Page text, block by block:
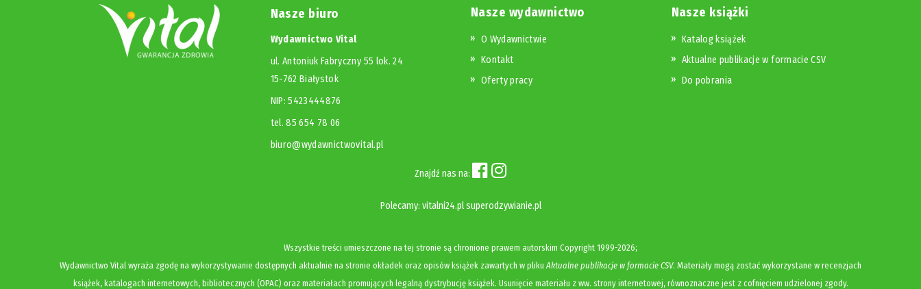
Nasze biuro
Wydawnictwo Vital
ul. Antoniuk Fabryczny 55 lok. 24
15-762 Białystok
NIP: 5423444876
tel. 85 654 78 06
biuro@wydawnictwovital.pl
Nasze wydawnictwo
O Wydawnictwie
Kontakt
Oferty pracy
Nasze książki
Katalog książek
Aktualne publikacje w formacie CSV
Do pobrania
Znajdź nas na:
Polecamy: vitalni24.pl superodzywianie.pl
Wszystkie treści umieszczone na tej stronie są chronione prawem autorskim Copyright 1999-2026;
Wydawnictwo Vital wyraża zgodę na wykorzystywanie dostępnych aktualnie na stronie okładek oraz opisów książek zawartych w pliku Aktualne publikacje w formacie CSV. Materiały mogą zostać wykorzystane w recenzjach
książek, katalogach internetowych, bibliotecznych (OPAC) oraz materiałach promujących legalną dystrybucję książek. Usunięcie materiału z ww. strony internetowej, równoznaczne jest z cofnięciem udzielonej zgody.